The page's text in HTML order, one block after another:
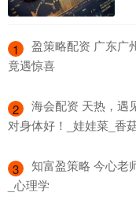
1
盈策略配资 广东广
竟遇惊喜
2
海会配资 天热，遇
对身体好！_娃娃菜_香
3
知富盈策略 今心老
_心理学